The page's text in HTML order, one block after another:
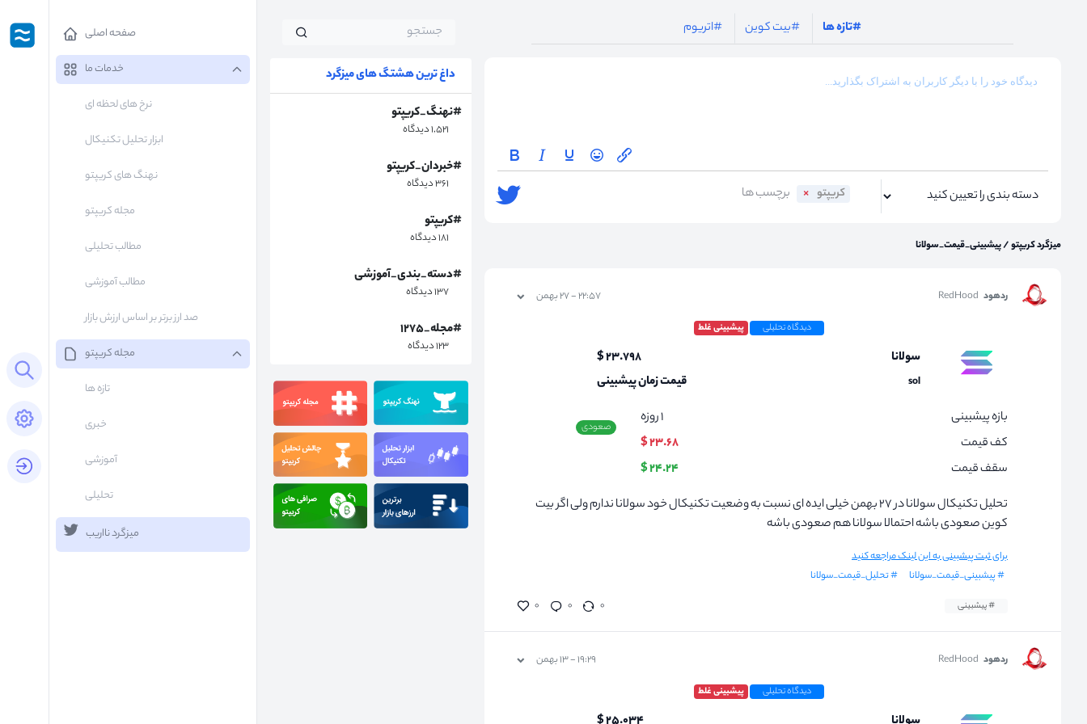
Open search panel
Open settings panel
login button
صفحه اصلی
خدمات ما
نرخ های لحظه ای
ابزار تحلیل تکنیکال
نهنگ های کریپتو
مجله کریپتو
مطالب تحلیلی
مطالب آموزشی
صد ارز برتر بر اساس ارزش بازار
مجله کریپتو
تازه ها
خبری
آموزشی
تحلیلی
میزگرد نااریب
#تازه ها #بیت کوین #اتریوم
کریپتو
میزگرد کریپتو/پیشبینی_قیمت_سولانا
ردهود RedHood ۲۲:۵۷ - ۲۷ بهمن
دیدگاه تحلیلی پیشبینی غلط
سولانا
sol
۲۳.۷۹۸ $
قیمت زمان پیشبینی
بازه پیشبینی
کف قیمت
سقف قیمت
۱روزه
۲۳.۶۸ $
۲۴.۲۴ $
صعودی
تحلیل تکنیکال سولانا در ۲۷ بهمن خیلی ایده ای نسبت به وضعیت تکنیکال خود سولانا ندارم ولی اگر بیت
کوین صعودی باشه احتمالا سولانا هم صعودی باشه
برای ثبت پیشبینی به این لینک مراجعه کنید
# پیشبینی_قیمت_سولانا
# تحلیل_قیمت_سولانا
# پیشبینی ۰ ۰ ۰
ردهود RedHood ۱۹:۲۹ - ۱۳ بهمن
دیدگاه تحلیلی پیشبینی غلط
داغ ترین هشتگ های میزگرد
#نهنگ_کریپتو
۱,۵۲۱ دیدگاه
#خبردان_کریپتو
۳۶۱ دیدگاه
#کریپتو
۱۸۱ دیدگاه
#دسته_بندی_آموزشی
۱۳۷ دیدگاه
#مجله_۱۲۷۵
۱۲۳ دیدگاه